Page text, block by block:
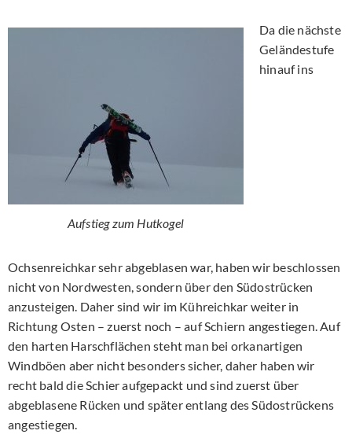
Aufstieg zum Hutkogel
Da die nächste
Geländestufe
hinauf ins
Ochsenreichkar sehr abgeblasen war, haben wir beschlossen
nicht von Nordwesten, sondern über den Südostrücken
anzusteigen. Daher sind wir im Kühreichkar weiter in
Richtung Osten – zuerst noch – auf Schiern angestiegen. Auf
den harten Harschflächen steht man bei orkanartigen
Windböen aber nicht besonders sicher, daher haben wir
recht bald die Schier aufgepackt und sind zuerst über
abgeblasene Rücken und später entlang des Südostrückens
angestiegen.